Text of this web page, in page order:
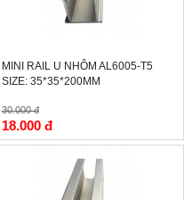
MINI RAIL U NHÔM AL6005-T5
SIZE: 35*35*200MM
30.000 đ
18.000 đ